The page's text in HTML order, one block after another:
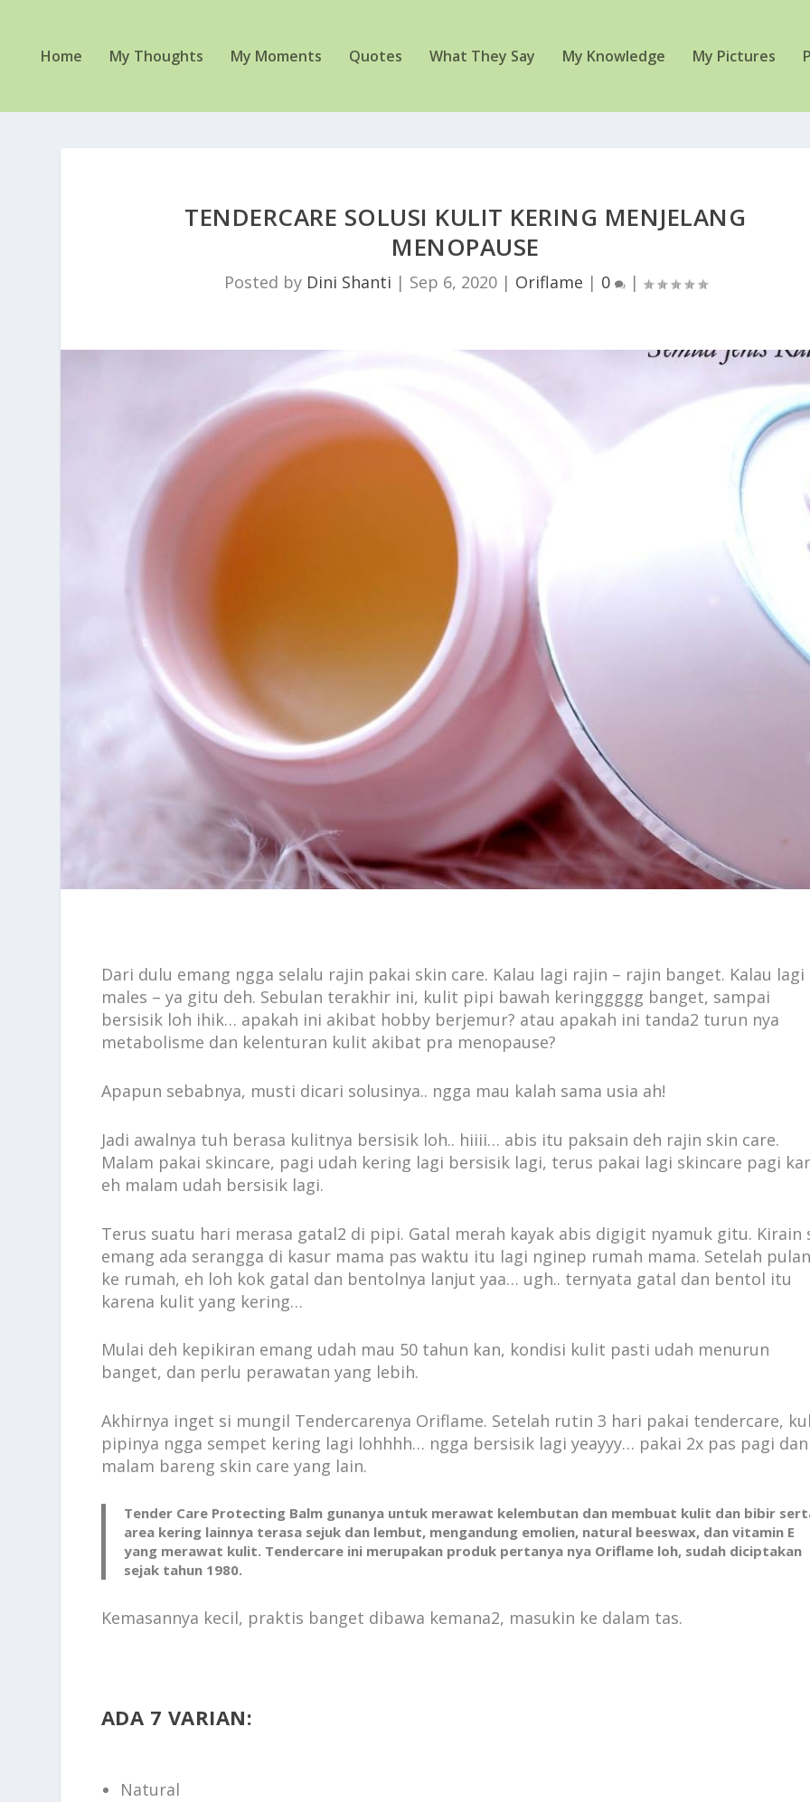
Home My Thoughts My Moments Quotes What They Say My Knowledge My Pictures
TENDERCARE SOLUSI KULIT KERING MENJELANG
MENOPAUSE
Posted by Dini Shanti | Sep 6, 2020| Oriflame | 0 |
Dari dulu emang ngga selalu rajin pakai skin care. Kalau lagi rajin – rajin banget. Kalau lagi
males – ya gitu deh. Sebulan terakhir ini, kulit pipi bawah keringgggg banget, sampai
bersisik loh ihik… apakah ini akibat hobby berjemur? atau apakah ini tanda2 turun nya
metabolisme dan kelenturan kulit akibat pra menopause?
Apapun sebabnya, musti dicari solusinya.. ngga mau kalah sama usia ah!
Jadi awalnya tuh berasa kulitnya bersisik loh.. hiiii… abis itu paksain deh rajin skin care.
Malam pakai skincare, pagi udah kering lagi bersisik lagi, terus pakai lagi skincare pagi
eh malam udah bersisik lagi.
Terus suatu hari merasa gatal2 di pipi. Gatal merah kayak abis digigit nyamuk gitu. Kirain
emang ada serangga di kasur mama pas waktu itu lagi nginep rumah mama. Setelah
ke rumah, eh loh kok gatal dan bentolnya lanjut yaa… ugh.. ternyata gatal dan bentol itu
karena kulit yang kering…
Mulai deh kepikiran emang udah mau 50 tahun kan, kondisi kulit pasti udah menurun
banget, dan perlu perawatan yang lebih.
Akhirnya inget si mungil Tendercarenya Oriflame. Setelah rutin 3 hari pakai tendercare,
pipinya ngga sempet kering lagi lohhhh… ngga bersisik lagi yeayyy… pakai 2x pas pagi dan
malam bareng skin care yang lain.
Tender Care Protecting Balm gunanya untuk merawat kelembutan dan membuat kulit dan bibir
area kering lainnya terasa sejuk dan lembut, mengandung emolien, natural beeswax, dan vitamin E
yang merawat kulit. Tendercare ini merupakan produk pertanya nya Oriflame loh, sudah diciptakan
sejak tahun 1980.
Kemasannya kecil, praktis banget dibawa kemana2, masukin ke dalam tas.
ADA 7 VARIAN:
Natural